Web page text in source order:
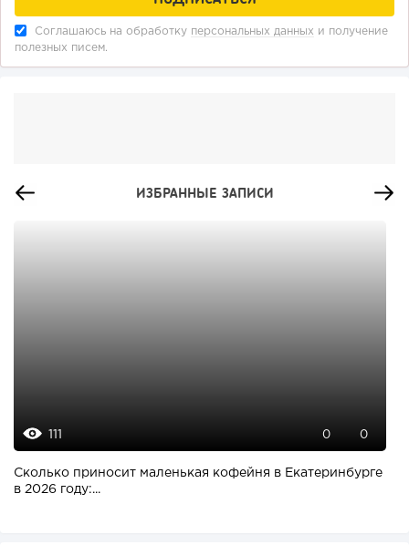
Соглашаюсь на обработку персональных данных и получение
полезных писем.
ИЗБРАННЫЕ ЗАПИСИ
111 0 0
Сколько приносит маленькая кофейня в Екатеринбурге
в 2026 году:...